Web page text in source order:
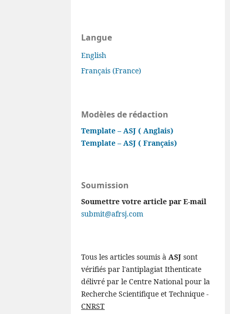
Langue
English
Français (France)
Modèles de rédaction
Template – ASJ ( Anglais)
Template – ASJ ( Français)
Soumission
Soumettre votre article par E-mail
submit@afrsj.com
Tous les articles soumis àASJ sont
vérifiés par l'antiplagiat Ithenticate
délivré par le Centre National pour la
Recherche Scientifique et Technique -
CNRST